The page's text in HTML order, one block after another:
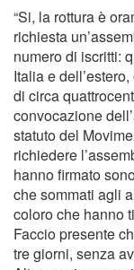
“Si, la rottura è
richiesta
numero di iscritti:
Italia e
di circa
convocazione
statuto del
richiedere
hanno firmato
che sommati agli
coloro che hanno
Faccio presente
tre giorni, senza